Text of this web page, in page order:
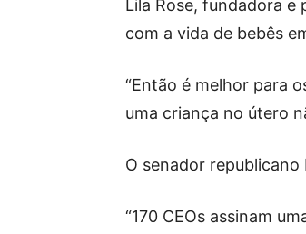
Lila Rose, fundadora e
com a vida de bebês
“Então é melhor para
uma criança no útero
O senador
“170 CEOs assinam